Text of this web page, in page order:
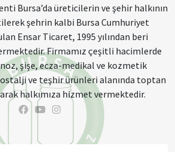
Bursa’da üreticilerin ve şehir halkının
şehrin kalbi Bursa Cumhuriyet
Ensar Ticaret, 1995 yılından beri
Firmamız çeşitli hacimlerde
şişe, ecza-medikal ve kozmetik
ve teşhir ürünleri alanında toptan
halkımıza hizmet vermektedir.